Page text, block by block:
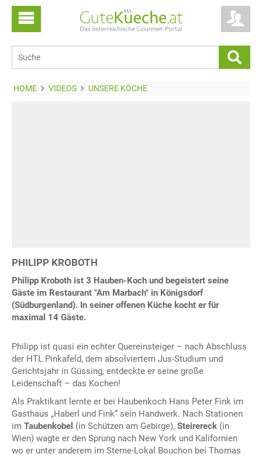
HOME VIDEOS UNSERE KÖCHE
PHILIPP KROBOTH
Philipp Kroboth ist 3 Hauben-Koch und begeistert seine
Gäste im Restaurant "Am Marbach" in Königsdorf
(Südburgenland). In seiner offenen Küche kocht er für
maximal 14 Gäste.
Philipp ist quasi ein echter Quereinsteiger – nach Abschluss
der HTL Pinkafeld, dem absolviertem Jus-Studium und
Gerichtsjahr in Güssing, entdeckte er seine große
Leidenschaft – das Kochen!
Als Praktikant lernte er bei Haubenkoch Hans Peter Fink im
Gasthaus „Haberl und Fink“ sein Handwerk. Nach Stationen
im Taubenkobel (in Schützen am Gebirge), Steirereck (in
Wien) wagte er den Sprung nach New York und Kalifornien
wo er unter anderem im Sterne-Lokal Bouchon bei Thomas